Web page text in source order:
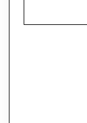
propiedad de H&M